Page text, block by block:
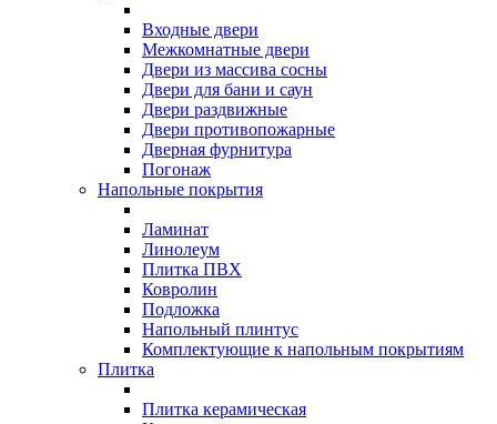
Входные двери
Межкомнатные двери
Двери из массива сосны
Двери для бани и саун
Двери раздвижные
Двери противопожарные
Дверная фурнитура
Погонаж
Напольные покрытия
Ламинат
Линолеум
Плитка ПВХ
Ковролин
Подложка
Напольный плинтус
Комплектующие к напольным покрытиям
Плитка
Плитка керамическая